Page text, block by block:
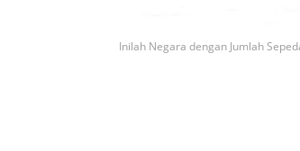
Inilah Negara dengan Jumlah